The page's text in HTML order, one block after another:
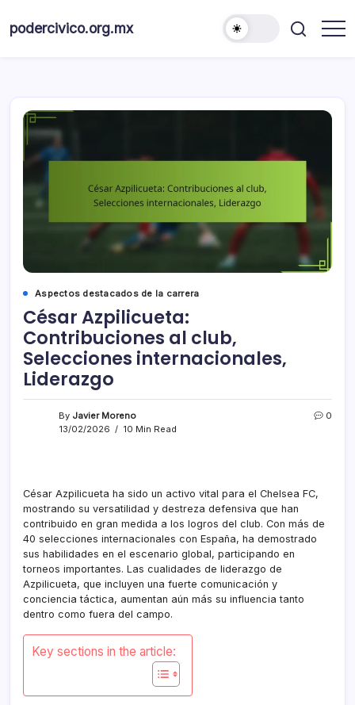
podercivico.org.mx
Aspectos destacados de la carrera
César Azpilicueta:
Contribuciones al club,
Selecciones internacionales,
Liderazgo
By Javier Moreno
13/02/2026
10 Min Read
0
César Azpilicueta ha sido un activo vital para el Chelsea FC,
mostrando su versatilidad y destreza defensiva que han
contribuido en gran medida a los logros del club. Con más de
40 selecciones internacionales con España, ha demostrado
sus habilidades en el escenario global, participando en
torneos importantes. Las cualidades de liderazgo de
Azpilicueta, que incluyen una fuerte comunicación y
conciencia táctica, aumentan aún más su influencia tanto
dentro como fuera del campo.
Key sections in the article: